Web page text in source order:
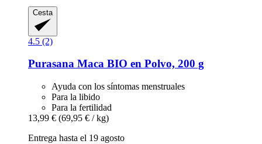
Cesta
4.5 (2)
Purasana Maca BIO en Polvo, 200 g
Ayuda con los síntomas menstruales
Para la libido
Para la fertilidad
13,99 € (69,95 € / kg)
Entrega hasta el 19 agosto